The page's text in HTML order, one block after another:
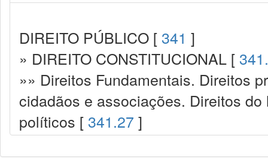
DIREITO PÚBLICO [ 341 ]
» DIREITO CONSTITUCIONAL [
»» Direitos Fundamentais. Direitos
cidadãos e associações. Direitos
políticos [ 341.27 ]